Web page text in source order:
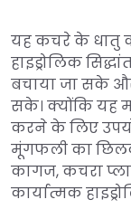
यह कचरे के धातु
हाइड्रोलिक
बचाया जा सके
सके। क्योंकि यह
करने के लिए
मूंगफली का
कागज, कचरा
कार्यात्मक